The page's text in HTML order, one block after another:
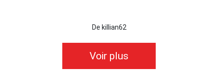
De Ornella
Voir plus